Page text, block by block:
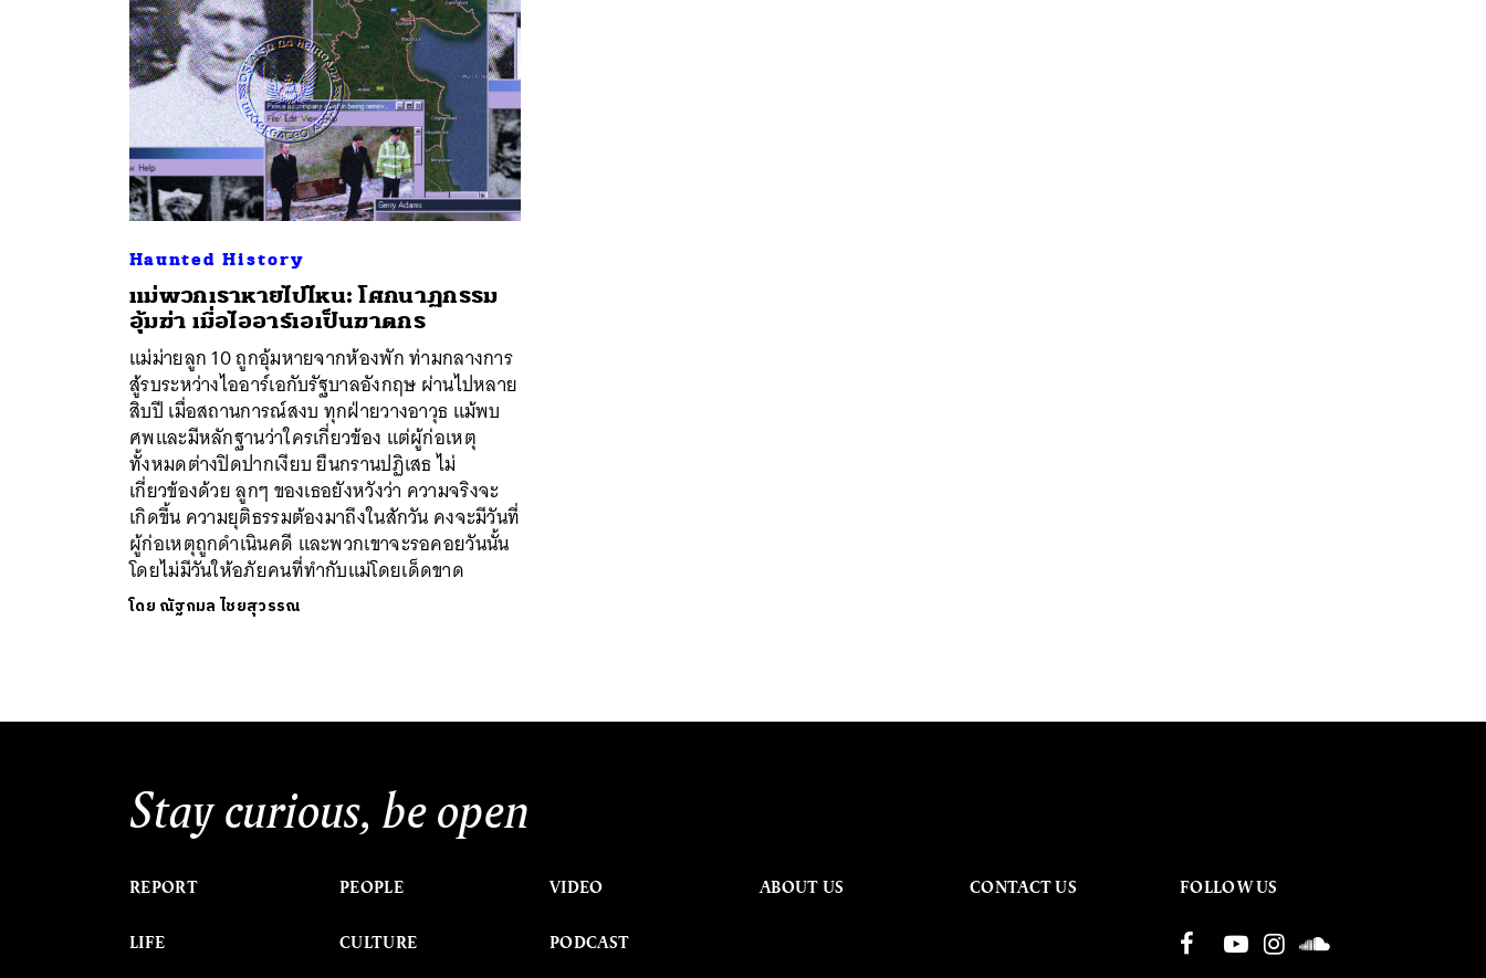
Haunted History
แม่พวกเราหายไปไหน: โศกนาฏกรรม
อุ้มฆ่า เมื่อไออาร์เอเป็นฆาตกร
แม่ม่ายลูก 10 ถูกอุ้มหายจากห้องพัก ท่ามกลางการ
สู้รบระหว่างไออาร์เอกับรัฐบาลอังกฤษ ผ่านไปหลาย
สิบปี เมื่อสถานการณ์สงบ ทุกฝ่ายวางอาวุธ แม้พบ
ศพและมีหลักฐานว่าใครเกี่ยวข้อง แต่ผู้ก่อเหตุ
ทั้งหมดต่างปิดปากเงียบ ยืนกรานปฏิเสธ ไม่
เกี่ยวข้องด้วย ลูกๆ ของเธอยังหวังว่า ความจริงจะ
เกิดขึ้น ความยุติธรรมต้องมาถึงในสักวัน คงจะมีวันที่
ผู้ก่อเหตุถูกดำเนินคดี และพวกเขาจะรอคอยวันนั้น
โดยไม่มีวันให้อภัยคนที่ทำกับแม่โดยเด็ดขาด
โดย ณัฐกมล ไชยสุวรรณ
Stay curious, be open
REPORT
LIFE
PEOPLE
CULTURE
VIDEO
PODCAST
ABOUT US CONTACT US FOLLOW US
ค้นหา